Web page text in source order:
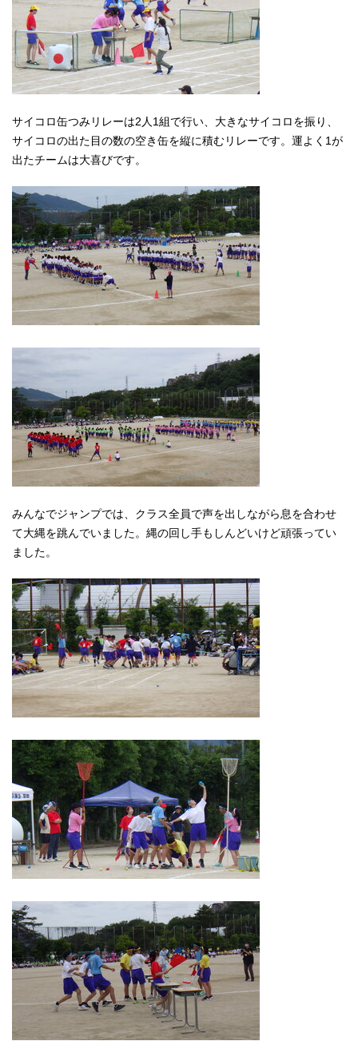
サイコロ缶つみリレーは2人1組で行い、大きなサイコロを振り、
サイコロの出た目の数の空き缶を縦に積むリレーです。運よく1が
出たチームは大喜びです。
みんなでジャンプでは、クラス全員で声を出しながら息を合わせ
て大縄を跳んでいました。縄の回し手もしんどいけど頑張ってい
ました。